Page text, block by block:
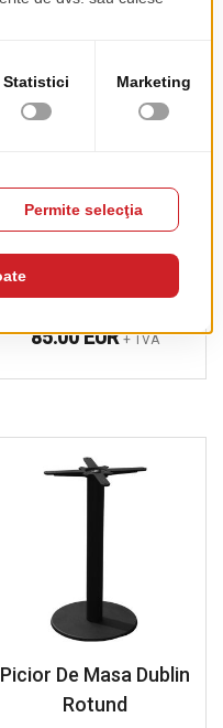
Picior De Masa
Cardiff Patrat
85.00 EUR+ TVA
Picior De Masa Dublin
Rotund